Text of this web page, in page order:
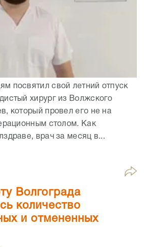
посвятил свой летний отпуск
хирург из Волжского
который провел его не на
столом. Как
врач за месяц в...
Волгограда
количество
и отмененных